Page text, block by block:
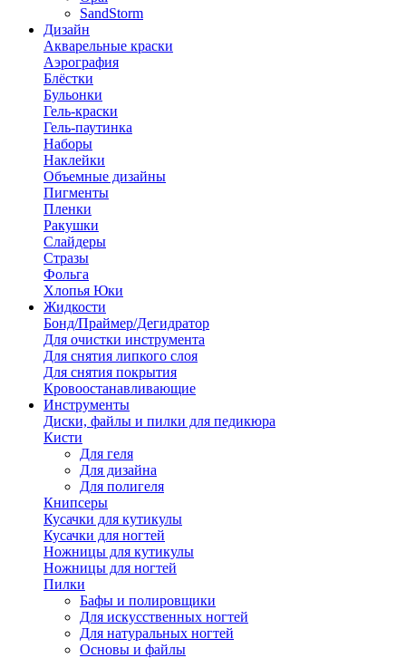
SandStorm
Дизайн
Акварельные краски
Аэрография
Блёстки
Бульонки
Гель-краски
Гель-паутинка
Наборы
Наклейки
Объемные дизайны
Пигменты
Пленки
Ракушки
Слайдеры
Стразы
Фольга
Хлопья Юки
Жидкости
Бонд/Праймер/Дегидратор
Для очистки инструмента
Для снятия липкого слоя
Для снятия покрытия
Кровоостанавливающие
Инструменты
Диски, файлы и пилки для педикюра
Кисти
Для геля
Для дизайна
Для полигеля
Книпсеры
Кусачки для кутикулы
Кусачки для ногтей
Ножницы для кутикулы
Ножницы для ногтей
Пилки
Бафы и полировщики
Для искусственных ногтей
Для натуральных ногтей
Основы и файлы